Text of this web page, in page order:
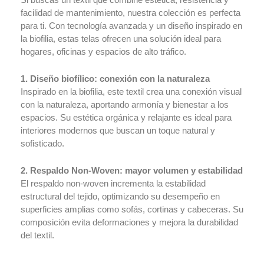
Cortinas inteligentes
Double Sided
Easy Wave
Quality +
NFPA
Formato
Cliente
Clientes
Pagos PSE
Solicitud de
Zona Clientes
Pagos
PSE
Pagos
facilidad de mantenimiento, nuestra colección es perfecta
para ti. Con tecnología avanzada y un diseño inspirado en
la biofilia, estas telas ofrecen una solución ideal para
hogares, oficinas y espacios de alto tráfico.
1. Diseño biofílico: conexión con la naturaleza
Inspirado en la biofilia, este textil crea una conexión visual
con la naturaleza, aportando armonía y bienestar a los
espacios. Su estética orgánica y relajante es ideal para
interiores modernos que buscan un toque natural y
sofisticado.
2. Respaldo Non-Woven: mayor volumen y estabilidad
El respaldo non-woven incrementa la estabilidad
estructural del tejido, optimizando su desempeño en
superficies amplias como sofás, cortinas y cabeceras. Su
composición evita deformaciones y mejora la durabilidad
del textil.